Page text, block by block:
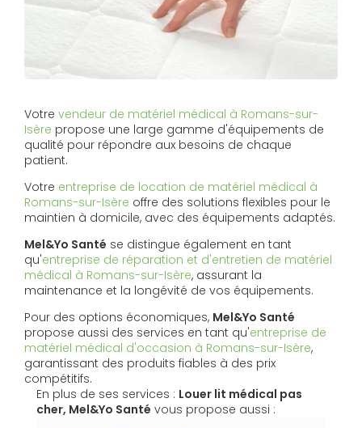
Votre vendeur de matériel médical à Romans-sur-
Isère propose une large gamme d'équipements de
qualité pour répondre aux besoins de chaque
patient.
Votre entreprise de location de matériel médical à
Romans-sur-Isère offre des solutions flexibles pour le
maintien à domicile, avec des équipements adaptés.
Mel&Yo Santé se distingue également en tant
qu'entreprise de réparation et d'entretien de matériel
médical à Romans-sur-Isère, assurant la
maintenance et la longévité de vos équipements.
Pour des options économiques, Mel&Yo Santé
propose aussi des services en tant qu'entreprise de
matériel médical d'occasion à Romans-sur-Isère,
garantissant des produits fiables à des prix
compétitifs.
En plus de ses services : Louer lit médical pas
cher, Mel&Yo Santé vous propose aussi :